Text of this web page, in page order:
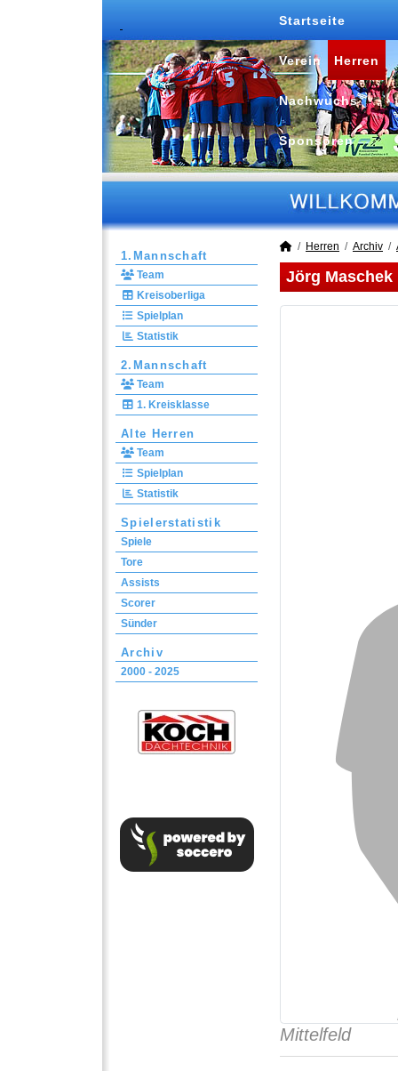
Startseite
Verein Herren
Nachwuchs
Sponsoren
1.Mannschaft
Team
Kreisoberliga
Spielplan
Statistik
2.Mannschaft
Team
1. Kreisklasse
Alte Herren
Team
Spielplan
Statistik
Spielerstatistik
Spiele
Tore
Assists
Scorer
Sünder
Archiv
2000 - 2025
Herren Archiv
Jörg Maschek
Mittelfeld